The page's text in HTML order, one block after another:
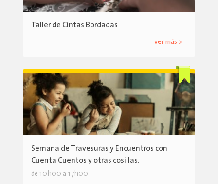
Taller de Cintas Bordadas
ver más >
Semana de Travesuras y Encuentros con
Cuenta Cuentos y otras cosillas.
de 10h00 a 17h00